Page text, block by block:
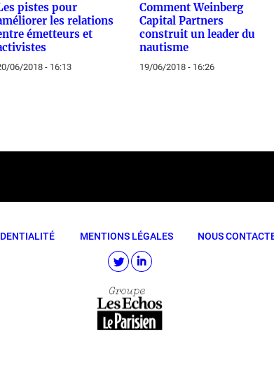
pistes pour
les relations
émetteurs et
06/2018 - 16:13
Comment Weinberg
Capital Partners
construit un leader du
nautisme
19/06/2018 - 16:26
MENTIONS LÉGALES NOUS